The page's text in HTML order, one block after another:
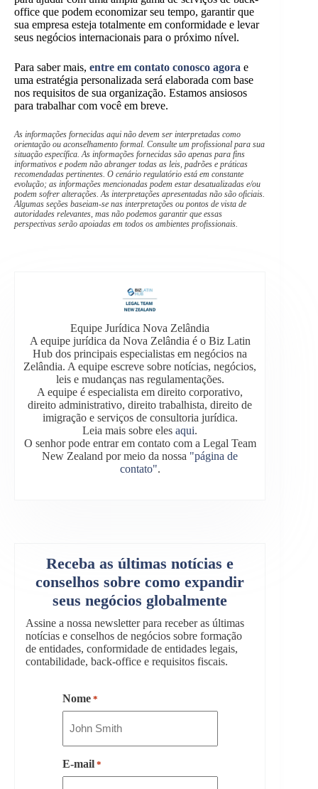
office que podem economizar seu tempo, garantir que
sua empresa esteja totalmente em conformidade e levar
seus negócios internacionais para o próximo nível.
Para saber mais, entre em contato conosco agora e
uma estratégia personalizada será elaborada com base
nos requisitos de sua organização. Estamos ansiosos
para trabalhar com você em breve.
As informações fornecidas aqui não devem ser interpretadas como
orientação ou aconselhamento formal. Consulte um profissional para sua
situação específica. As informações fornecidas são apenas para fins
informativos e podem não abranger todas as leis, padrões e práticas
recomendadas pertinentes. O cenário regulatório está em constante
evolução; as informações mencionadas podem estar desatualizadas e/ou
podem sofrer alterações. As interpretações apresentadas não são oficiais.
Algumas seções baseiam-se nas interpretações ou pontos de vista de
autoridades relevantes, mas não podemos garantir que essas
perspectivas serão apoiadas em todos os ambientes profissionais.
Equipe Jurídica Nova Zelândia
A equipe jurídica da Nova Zelândia é o Biz Latin
Hub dos principais especialistas em negócios na
Zelândia. A equipe escreve sobre notícias, negócios,
leis e mudanças nas regulamentações.
A equipe é especialista em direito corporativo,
direito administrativo, direito trabalhista, direito de
imigração e serviços de consultoria jurídica.
Leia mais sobre elesaqui.
O senhor pode entrar em contato com a Legal Team
New Zealand por meio da nossa "página de
contato".
Receba as últimas notícias e
conselhos sobre como expandir
seus negócios globalmente
Assine a nossa newsletter para receber as últimas
notícias e conselhos de negócios sobre formação
de entidades, conformidade de entidades legais,
contabilidade, back-office e requisitos fiscais.
Nome *
E-mail *